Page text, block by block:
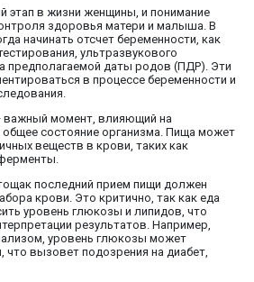
этап в жизни женщины, и понимание
здоровья матери и малыша. В
начинать отсчет беременности, как
ультразвукового
предполагаемой даты родов (ПДР). Эти
в процессе беременности и
важный момент, влияющий на
состояние организма. Пища может
веществ в крови, таких как
последний прием пищи должен
крови. Это критично, так как еда
уровень глюкозы и липидов, что
результатов. Например,
уровень глюкозы может
вызовет подозрения на диабет,